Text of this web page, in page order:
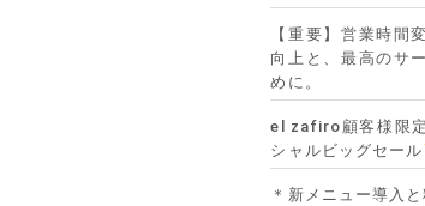
【重要】営業時間
向上と、最高のサ
めに。
el zafiro顧客様限
シャルビッグセール
＊新メニュー導入